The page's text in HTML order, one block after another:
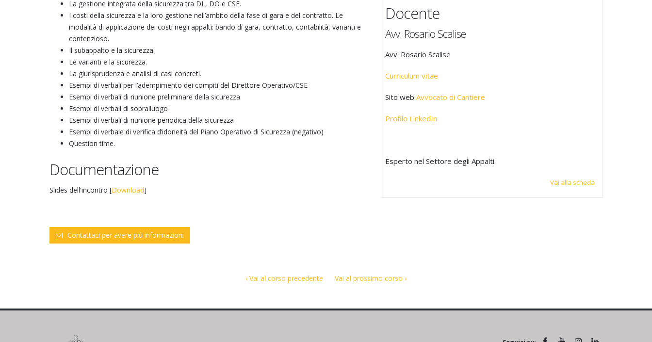
La gestione integrata della sicurezza tra DL, DO e CSE.
I costi della sicurezza e la loro gestione nell’ambito della fase di gara e del contratto. Le
modalità di applicazione dei costi negli appalti: bando di gara, contratto, contabilità, varianti e
contenzioso.
Il subappalto e la sicurezza.
Le varianti e la sicurezza.
La giurisprudenza e analisi di casi concreti.
Esempi di verbali per l’adempimento dei compiti del Direttore Operativo/CSE
Esempi di verbali di riunione preliminare della sicurezza
Esempi di verbali di sopralluogo
Esempi di verbali di riunione periodica della sicurezza
Esempi di verbale di verifica d’idoneità del Piano Operativo di Sicurezza (negativo)
Question time.
Documentazione
Slides dell'incontro [Download]
Docente
Avv. Rosario Scalise
Avv. Rosario Scalise
Curriculum vitae
Sito web Avvocato di Cantiere
Profilo LinkedIn
Esperto nel Settore degli Appalti.
Vai alla scheda
Contattaci per avere più informazioni
‹ Vai al corso precedente Vai al prossimo corso ›